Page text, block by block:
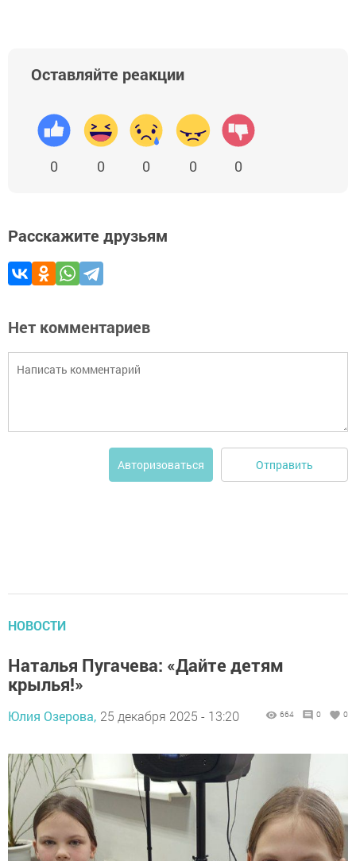
Оставляйте реакции
0 0 0 0 0
Расскажите друзьям
Нет комментариев
Авторизоваться Отправить
НОВОСТИ
Наталья Пугачева: «Дайте детям
крылья!»
Юлия Озерова, 25 декабря 2025 - 13:20 664 0 0